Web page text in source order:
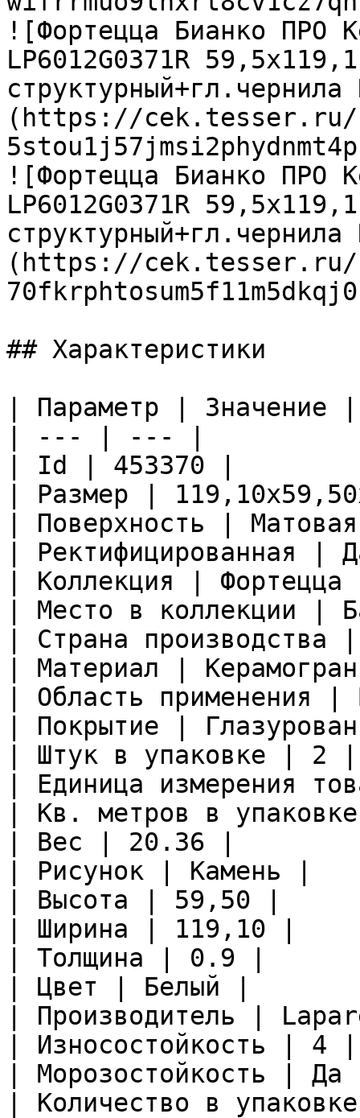
![Фортецца Бианко ПРО
LP6012G0371R
(https://cek.tesser.ru/
![Фортецца Бианко ПРО
LP6012G0371R
(https://cek.tesser.ru/
## Характеристики
| Параметр | Значение |
| --- | --- |
| Id | 453370 |
| Размер |
| Поверхность |
| Ректифицированная |
| Коллекция |
| Место в коллекции |
| Страна
| Материал |
| Область применения
| Покрытие |
| Штук в упаковке | 2 |
| Единица измерения
| Кв. метров в
| Вес | 20.36 |
| Рисунок | Камень |
| Высота | 59,50 |
| Ширина | 119,10 |
| Толщина | 0.9 |
| Цвет | Белый |
| Производитель |
| Износостойкость | 4 |
| Морозостойкость |
| Количество в